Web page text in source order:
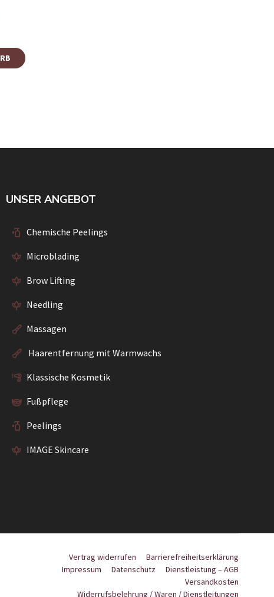
UNSER ANGEBOT
Chemische Peelings
Microblading
Brow Lifting
Needling
Massagen
Haarentfernung mit Warmwachs
Klassische Kosmetik
Fußpflege
Peelings
IMAGE Skincare
Vertrag widerrufen
Barrierefreiheitserklärung
Impressum
Datenschutz
Dienstleistung – AGB
Versandkosten
Widerrufsbelehrung / Waren / Dienstleitungen